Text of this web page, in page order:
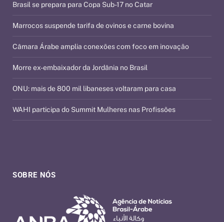
SOBRE NÓS
Brasil se prepara para Copa Sub-17 no Catar
Marrocos suspende tarifa de ovinos e carne bovina
Câmara Árabe amplia conexões com foco em inovação
Morre ex-embaixador da Jordânia no Brasil
ONU: mais de 800 mil libaneses voltaram para casa
WAHI participa do Summit Mulheres nas Profissões